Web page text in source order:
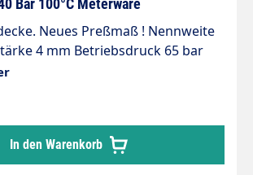
Bar 100°C Meterware
Neues Preßmaß ! Nennweite
4 mm Betriebsdruck 65 bar
bei 100°C Berstdruck 300 bar
bar bei 70 °C Temperaturbereich
Lieferbare Längen zwischen 10 und
Nr. 2002/72, (EU) Nr. 10/2011,
und Verordnung (EG) Nr.
In den Warenkorb